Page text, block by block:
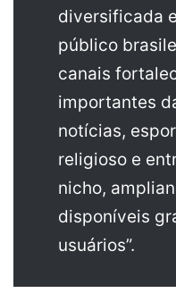
diversificada
público
canais
importantes
notícias,
religioso e
nicho,
disponíveis
usuários”.